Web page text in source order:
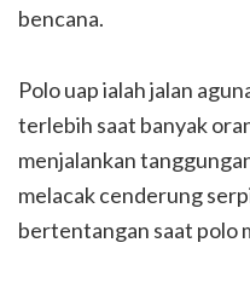
bencana.
Polo uap ialah jalan
terlebih saat banyak
menjalankan
melacak cenderung
bertentangan saat polo